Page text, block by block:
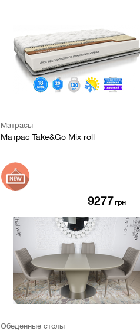
Матрасы
Матрас Take&Go Mix roll
9277грн
Обеденные столы